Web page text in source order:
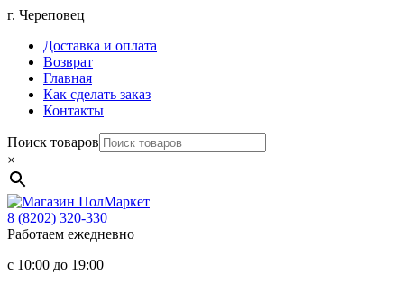
Перейти
содержимому
г. Череповец
Доставка и оплата
Возврат
Главная
Как сделать заказ
Контакты
Поиск товаров
×
Магазин
8 (8202) 320-330
Работаем ежедневно
с 10:00 до 19:00